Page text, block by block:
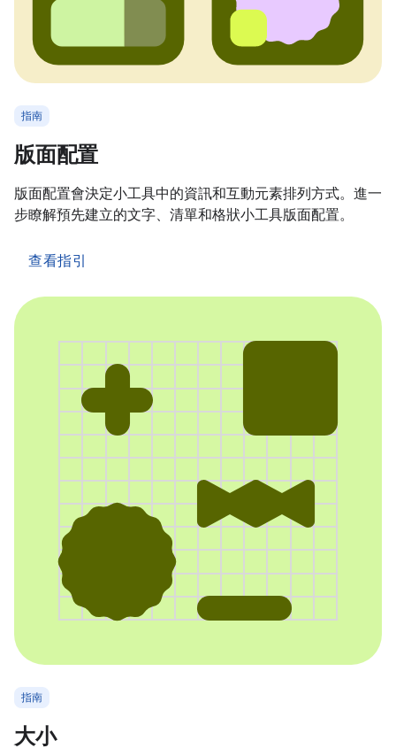
指南
版面配置
版面配置會決定小工具中的資訊和互動元素排列方式。進一
步瞭解預先建立的文字、清單和格狀小工具版面配置。
查看指引
指南
大小